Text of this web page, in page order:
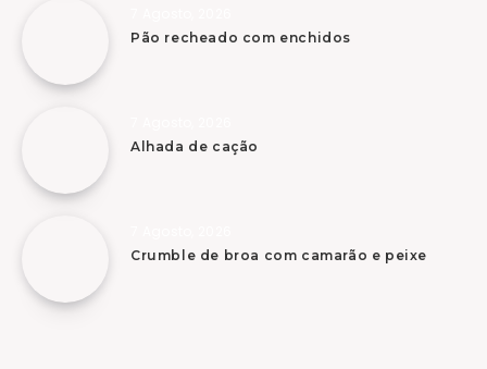
Pão recheado com enchidos
Alhada de cação
Crumble de broa com camarão e peixe